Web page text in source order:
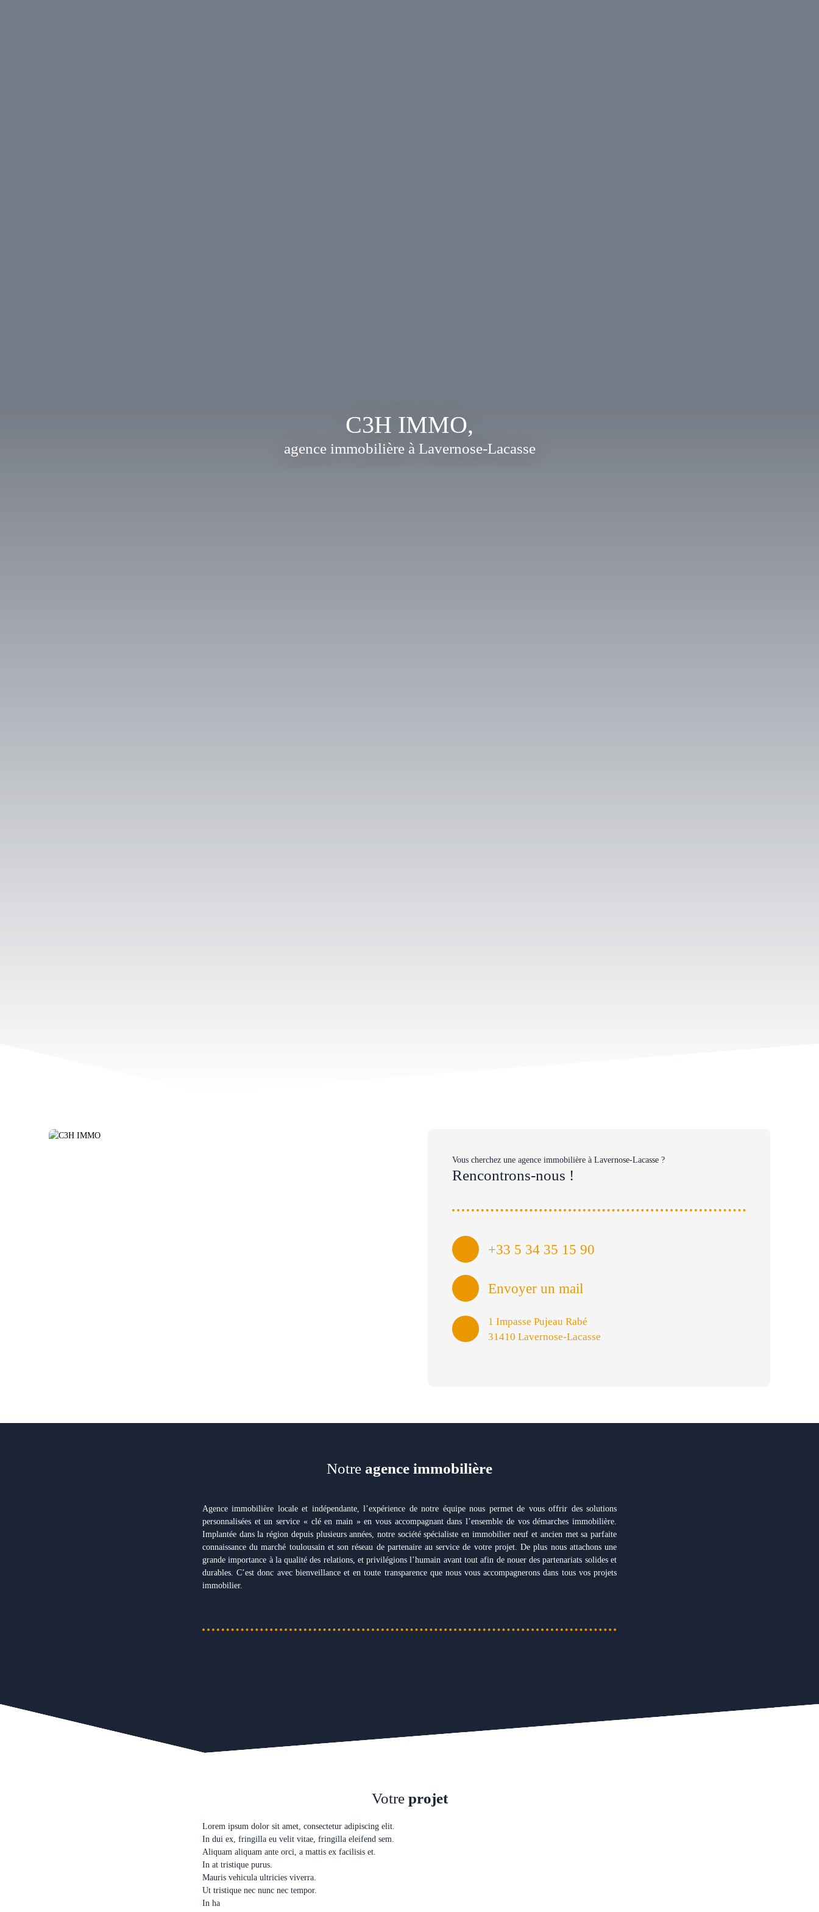
C3H IMMO,
agence immobilière à Lavernose-Lacasse
Vous cherchez une agence immobilière à Lavernose-Lacasse ?
Rencontrons-nous !
+33 5 34 35 15 90
Envoyer un mail
1 Impasse Pujeau Rabé
31410 Lavernose-Lacasse
Notre agence immobilière
Agence immobilière locale et indépendante, l’expérience de notre équipe nous permet de vous offrir des solutions
personnalisées et un service « clé en main » en vous accompagnant dans l’ensemble de vos démarches immobilière.
Implantée dans la région depuis plusieurs années, notre société spécialiste en immobilier neuf et ancien met sa parfaite
connaissance du marché toulousain et son réseau de partenaire au service de votre projet. De plus nous attachons une
grande importance à la qualité des relations, et privilégions l’humain avant tout afin de nouer des partenariats solides et
durables. C’est donc avec bienveillance et en toute transparence que nous vous accompagnerons dans tous vos projets
immobilier.
Votre projet
Lorem ipsum dolor sit amet, consectetur adipiscing elit.
In dui ex, fringilla eu velit vitae, fringilla eleifend sem.
Aliquam aliquam ante orci, a mattis ex facilisis et.
In at tristique purus.
Mauris vehicula ultricies viverra.
Ut tristique nec nunc nec tempor.
In ha